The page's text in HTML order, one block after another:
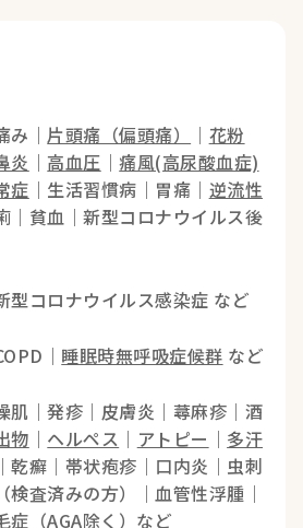
み｜片頭痛（偏頭痛） ｜ 花粉
炎 ｜ 高血圧 ｜痛風(高尿酸血症)
症 ｜生活習慣病｜胃痛｜ 逆流性
｜貧血｜新型コロナウイルス後
型コロナウイルス感染症 など
｜ 睡眠時無呼吸症候群 など
肌｜発疹｜皮膚炎｜蕁麻疹｜酒
物 ｜ ヘルペス ｜ アトピー ｜ 多汗
乾癬｜帯状疱疹｜口内炎｜虫刺
検査済みの方）｜血管性浮腫｜
症（AGA除く）など